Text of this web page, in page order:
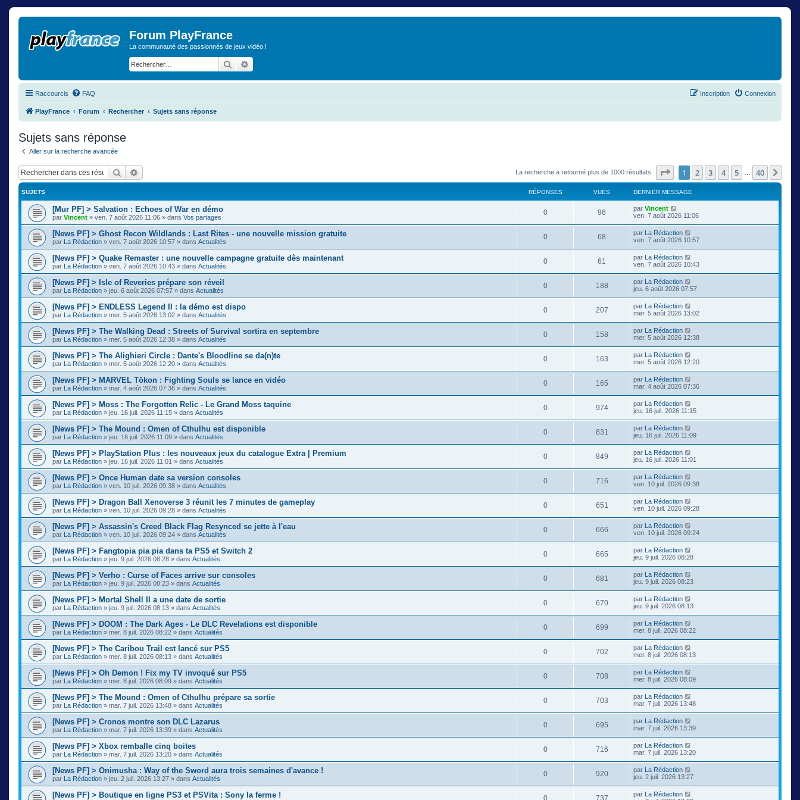
Forum PlayFrance
La communauté des passionnés de jeux vidéo !
Rechercher
Raccourcis FAQ Connexion
Inscription
PlayFrance Forum Rechercher Sujets sans réponse
Sujets sans réponse
Aller sur la recherche avancée
Rechercher La recherche a retourné plus de 1000 résultats Page sur40
1 2 3 4 5 40
SUJETS RÉPONSES VUES DERNIER MESSAGE
[Mur PF] > Salvation : Echoes of War en démo
par Vincent » ven. 7 août 2026 11:06 » dans Vos partages
0 96 par Vincent
ven. 7 août 2026 11:06
[News PF] > Ghost Recon Wildlands : Last Rites - une nouvelle mission gratuite
par La Rédaction » ven. 7 août 2026 10:57 » dans Actualités
0 68 par La Rédaction
ven. 7 août 2026 10:57
[News PF] > Quake Remaster : une nouvelle campagne gratuite dès maintenant
par La Rédaction » ven. 7 août 2026 10:43 » dans Actualités
0 61 par La Rédaction
ven. 7 août 2026 10:43
[News PF] > Isle of Reveries prépare son réveil
par La Rédaction » jeu. 6 août 2026 07:57 » dans Actualités
0 188 par La Rédaction
jeu. 6 août 2026 07:57
[News PF] > ENDLESS Legend II : la démo est dispo
par La Rédaction » mer. 5 août 2026 13:02 » dans Actualités
0 207 par La Rédaction
mer. 5 août 2026 13:02
[News PF] > The Walking Dead : Streets of Survival sortira en septembre
par La Rédaction » mer. 5 août 2026 12:38 » dans Actualités
0 158 par La Rédaction
mer. 5 août 2026 12:38
[News PF] > The Alighieri Circle : Dante's Bloodline se da(n)te
par La Rédaction » mer. 5 août 2026 12:20 » dans Actualités
0 163 par La Rédaction
mer. 5 août 2026 12:20
[News PF] > MARVEL Tōkon : Fighting Souls se lance en vidéo
par La Rédaction » mar. 4 août 2026 07:36 » dans Actualités
0 165 par La Rédaction
mar. 4 août 2026 07:36
[News PF] > Moss : The Forgotten Relic - Le Grand Moss taquine
par La Rédaction » jeu. 16 juil. 2026 11:15 » dans Actualités
0 974 par La Rédaction
jeu. 16 juil. 2026 11:15
[News PF] > The Mound : Omen of Cthulhu est disponible
par La Rédaction » jeu. 16 juil. 2026 11:09 » dans Actualités
0 831 par La Rédaction
jeu. 16 juil. 2026 11:09
[News PF] > PlayStation Plus : les nouveaux jeux du catalogue Extra | Premium
par La Rédaction » jeu. 16 juil. 2026 11:01 » dans Actualités
0 849 par La Rédaction
jeu. 16 juil. 2026 11:01
[News PF] > Once Human date sa version consoles
par La Rédaction » ven. 10 juil. 2026 09:38 » dans Actualités
0 716 par La Rédaction
ven. 10 juil. 2026 09:38
[News PF] > Dragon Ball Xenoverse 3 réunit les 7 minutes de gameplay
par La Rédaction » ven. 10 juil. 2026 09:28 » dans Actualités
0 651 par La Rédaction
ven. 10 juil. 2026 09:28
[News PF] > Assassin's Creed Black Flag Resynced se jette à l'eau
par La Rédaction » ven. 10 juil. 2026 09:24 » dans Actualités
0 666 par La Rédaction
ven. 10 juil. 2026 09:24
[News PF] > Fangtopia pia pia dans ta PS5 et Switch 2
par La Rédaction » jeu. 9 juil. 2026 08:28 » dans Actualités
0 665 par La Rédaction
jeu. 9 juil. 2026 08:28
[News PF] > Verho : Curse of Faces arrive sur consoles
par La Rédaction » jeu. 9 juil. 2026 08:23 » dans Actualités
0 681 par La Rédaction
jeu. 9 juil. 2026 08:23
[News PF] > Mortal Shell II a une date de sortie
par La Rédaction » jeu. 9 juil. 2026 08:13 » dans Actualités
0 670 par La Rédaction
jeu. 9 juil. 2026 08:13
[News PF] > DOOM : The Dark Ages - Le DLC Revelations est disponible
par La Rédaction » mer. 8 juil. 2026 08:22 » dans Actualités
0 699 par La Rédaction
mer. 8 juil. 2026 08:22
[News PF] > The Caribou Trail est lancé sur PS5
par La Rédaction » mer. 8 juil. 2026 08:13 » dans Actualités
0 702 par La Rédaction
mer. 8 juil. 2026 08:13
[News PF] > Oh Demon ! Fix my TV invoqué sur PS5
par La Rédaction » mer. 8 juil. 2026 08:09 » dans Actualités
0 708 par La Rédaction
mer. 8 juil. 2026 08:09
[News PF] > The Mound : Omen of Cthulhu prépare sa sortie
par La Rédaction » mar. 7 juil. 2026 13:48 » dans Actualités
0 703 par La Rédaction
mar. 7 juil. 2026 13:48
[News PF] > Cronos montre son DLC Lazarus
par La Rédaction » mar. 7 juil. 2026 13:39 » dans Actualités
0 695 par La Rédaction
mar. 7 juil. 2026 13:39
[News PF] > Xbox remballe cinq boites
par La Rédaction » mar. 7 juil. 2026 13:20 » dans Actualités
0 716 par La Rédaction
mar. 7 juil. 2026 13:20
[News PF] > Onimusha : Way of the Sword aura trois semaines d'avance !
par La Rédaction » jeu. 2 juil. 2026 13:27 » dans Actualités
0 920 par La Rédaction
jeu. 2 juil. 2026 13:27
[News PF] > Boutique en ligne PS3 et PSVita : Sony la ferme ! 0 737 par La Rédaction